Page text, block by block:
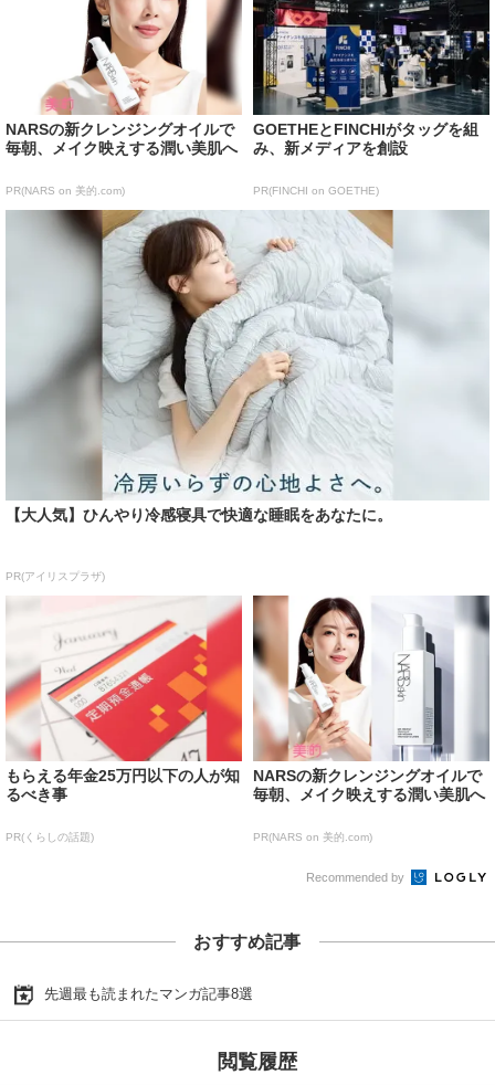
NARSの新クレンジングオイルで
毎朝、メイク映えする潤い美肌へ
PR(NARS on 美的.com)
GOETHEとFINCHIがタッグを組
み、新メディアを創設
PR(FINCHI on GOETHE)
【大人気】ひんやり冷感寝具で快適な睡眠をあなたに。
PR(アイリスプラザ)
もらえる年金25万円以下の人が知
るべき事
PR(くらしの話題)
NARSの新クレンジングオイルで
毎朝、メイク映えする潤い美肌へ
PR(NARS on 美的.com)
Recommended by
おすすめ記事
先週最も読まれたマンガ記事8選
閲覧履歴